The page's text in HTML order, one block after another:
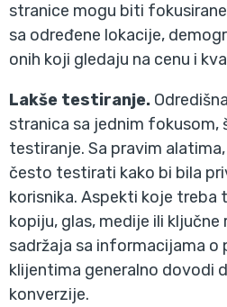
stranice mogu biti
sa određene lokacije,
onih koji gledaju na cenu i
Lakše testiranje.
stranica sa jednim fokusom,
testiranje. Sa pravim
često testirati kako bi bila
korisnika. Aspekti koje treba
kopiju, glas, medije ili
sadržaja sa informacijama o
klijentima generalno dovodi
konverzije.